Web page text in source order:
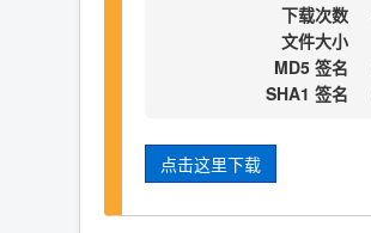
下载次数
文件大小
MD5 签名
SHA1 签名
点击这里下载